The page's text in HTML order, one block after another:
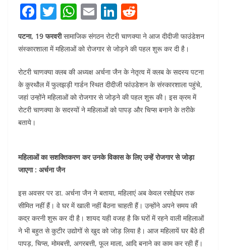
F
c
b
o
o
T
w
itt
W
h
at
A
p
p
E
m
ai
Li
n
k
e
dI
n
e
d
t
पटना, 19 फरवरीसामाजिक संगठन रोटरी चाणक्या ने आज दीदीजी फाउंडेशन
संस्कारशाला में महिलाओं को रोजगार से जोड़ने की पहल शुरू कर दी है।
रोटरी चाणक्या क्लब की अध्यक्ष अर्चना जैन के नेतृत्व में क्लब के सदस्य पटना
के कुरथौल में फुलझड़ी गार्डन स्थित दीदीजी फांउडेशन के संस्कारशाला पहुंचे,
जहां उन्होंने महिलाओं को रोजगार से जोड़ने की पहल शुरू की। इस क्रम में
रोटरी चाणक्या के सदस्यों ने महिलाओं को पापड़ और चिप्स बनाने के तरीके
बताये।
महिलाओं का सशक्तिकरण कर उनके विकास के लिए उन्हें रोजगार से जोड़ा
जाएगा : अर्चना जैन
इस अवसर पर डा. अर्चना जैन ने बताया, महिलाएं अब केवल रसोईघर तक
सीमित नहीं हैं। वे घर में खाली नहीं बैठना चाहती हैं। उन्होंने अपने समय की
कद्र करनी शुरू कर दी है। शायद यही वजह है कि घरों में रहने वाली महिलाओं
ने भी बहुत से कुटीर उद्योगों से खुद को जोड़ लिया है। आज महिलायें घर बैठे ही
पापड़, चिप्स, मोमबत्ती, अगरबत्ती, फूल माला, आदि बनाने का काम कर रही हैं।